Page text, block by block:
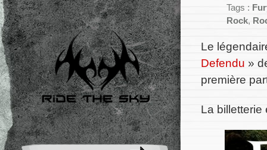
Tags :
Rock,
Le
Defendu »
première
La